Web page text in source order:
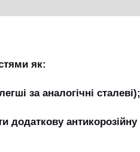
як:
за аналогічні сталеві);
додаткову антикорозійну